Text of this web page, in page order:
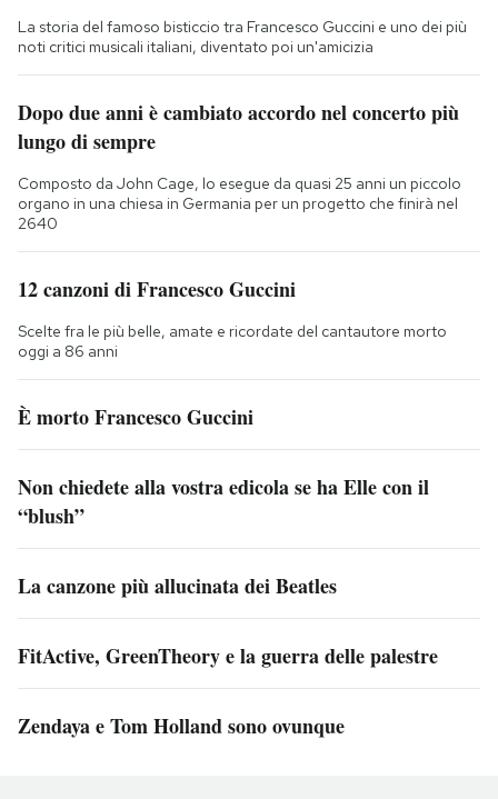
La storia del famoso bisticcio tra Francesco Guccini e uno dei più
noti critici musicali italiani, diventato poi un'amicizia
Dopo due anni è cambiato accordo nel concerto più
lungo di sempre
Composto da John Cage, lo esegue da quasi 25 anni un piccolo
organo in una chiesa in Germania per un progetto che finirà nel
2640
12 canzoni di Francesco Guccini
Scelte fra le più belle, amate e ricordate del cantautore morto
oggi a 86 anni
È morto Francesco Guccini
Non chiedete alla vostra edicola se ha Elle con il
“blush”
La canzone più allucinata dei Beatles
FitActive, GreenTheory e la guerra delle palestre
Zendaya e Tom Holland sono ovunque